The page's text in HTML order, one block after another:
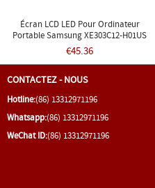
Écran LCD LED Pour Ordinateur
Portable Samsung XE303C12-H01US
CHROMEBOOK 11,6"
€45.36
CONTACTEZ - NOUS
Hotline:(86) 13312971196
Whatsapp:(86) 13312971196
WeChat ID:(86) 13312971196